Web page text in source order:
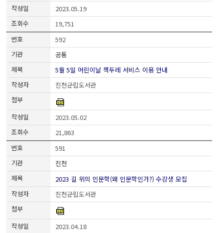
2023.05.19
19,751
592
공통
5월 5일 어린이날 책두레 서비스 이용 안내
진천군립도서관
2023.05.02
21,863
591
진천
2023 길 위의 인문학(왜 인문학인가?) 수강생 모집
진천군립도서관
2023.04.18